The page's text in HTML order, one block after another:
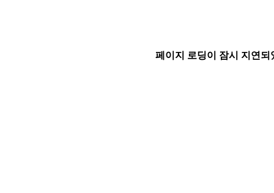
페이지 로딩이 잠시 지연